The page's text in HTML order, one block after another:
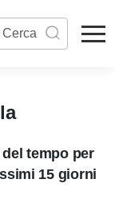
tempo per
15 giorni